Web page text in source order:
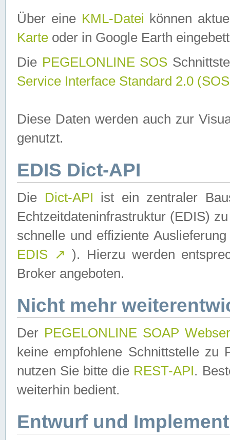
Über eine KML-Datei können
Karte oder in Google Earth
Die PEGELONLINE SOS
Service Interface Standard 2.0
Diese Daten werden auch zur
genutzt.
EDIS Dict-API
Die Dict-API ist ein zentraler
Echtzeitdateninfrastruktur (EDIS)
schnelle und effiziente
EDIS ↗ ). Hierzu werden
Broker angeboten.
Nicht mehr
Der PEGELONLINE SOAP
keine empfohlene Schnittstelle zu
nutzen Sie bitte die REST-API.
weiterhin bedient.
Entwurf und